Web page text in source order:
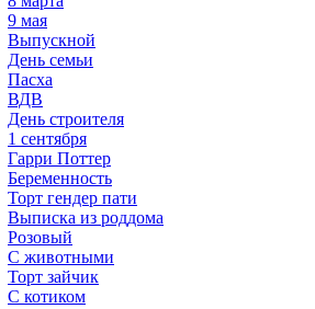
9 мая
Выпускной
День семьи
Пасха
ВДВ
День строителя
1 сентября
Гарри Поттер
Беременность
Торт гендер пати
Выписка из роддома
Розовый
С животными
Торт зайчик
С котиком